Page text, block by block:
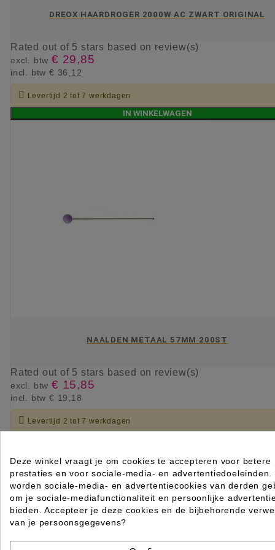
DREOX HAARDROGER 2000W AC ZWART ORIGINAL
Rated out of 5 stars based on review(s)
excl. btw € 29,85
incl. btw € 36,12
 Levertijd 2 tot 7 werkdagen
IN WINKELWAGEN
NAALDEN METAAL 57MM 200ST
Rated out of 5 stars based on review(s)
excl. btw € 15,85
incl. btw € 19,18
 Levertijd 2 tot 7 werkdagen
Deze winkel vraagt je om cookies te accepteren voor betere
prestaties en voor sociale-media- en advertentiedoeleinden.
worden sociale-media- en advertentiecookies van derden
om je sociale-mediafunctionaliteit en persoonlijke
bieden. Accepteer je deze cookies en de bijbehorende
van je persoonsgegevens?